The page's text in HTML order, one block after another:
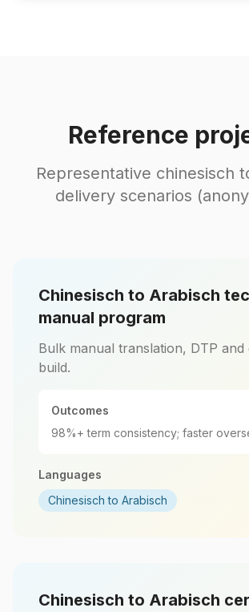
Reference
Representative chinesisch
delivery scenarios
Chinesisch to Arabisch
manual program
Bulk manual translation, DTP and
build.
Outcomes
98%+ term consistency; faster
Languages
Chinesisch to Arabisch
Chinesisch to Arabisch